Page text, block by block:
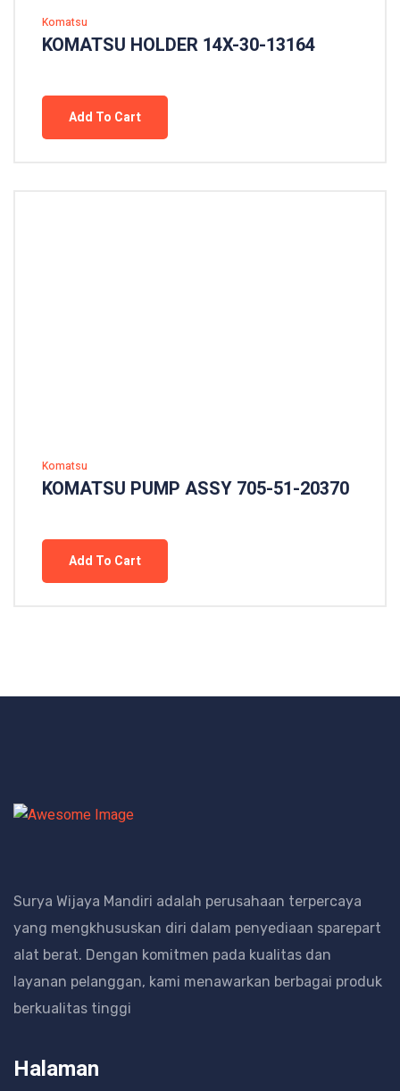
Komatsu
KOMATSU HOLDER 14X-30-13164
Add To Cart
Komatsu
KOMATSU PUMP ASSY 705-51-20370
Add To Cart
Surya Wijaya Mandiri adalah perusahaan terpercaya
yang mengkhususkan diri dalam penyediaan sparepart
alat berat. Dengan komitmen pada kualitas dan
layanan pelanggan, kami menawarkan berbagai produk
berkualitas tinggi
Halaman